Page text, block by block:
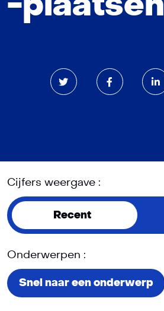
Cijfers weergave :
Recent
Onderwerpen :
Snel naar een onderwerp